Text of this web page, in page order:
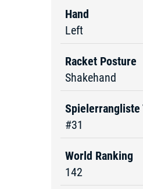
Hand
Left
Racket Posture
Shakehand
Spielerrangliste
#31
World Ranking
142